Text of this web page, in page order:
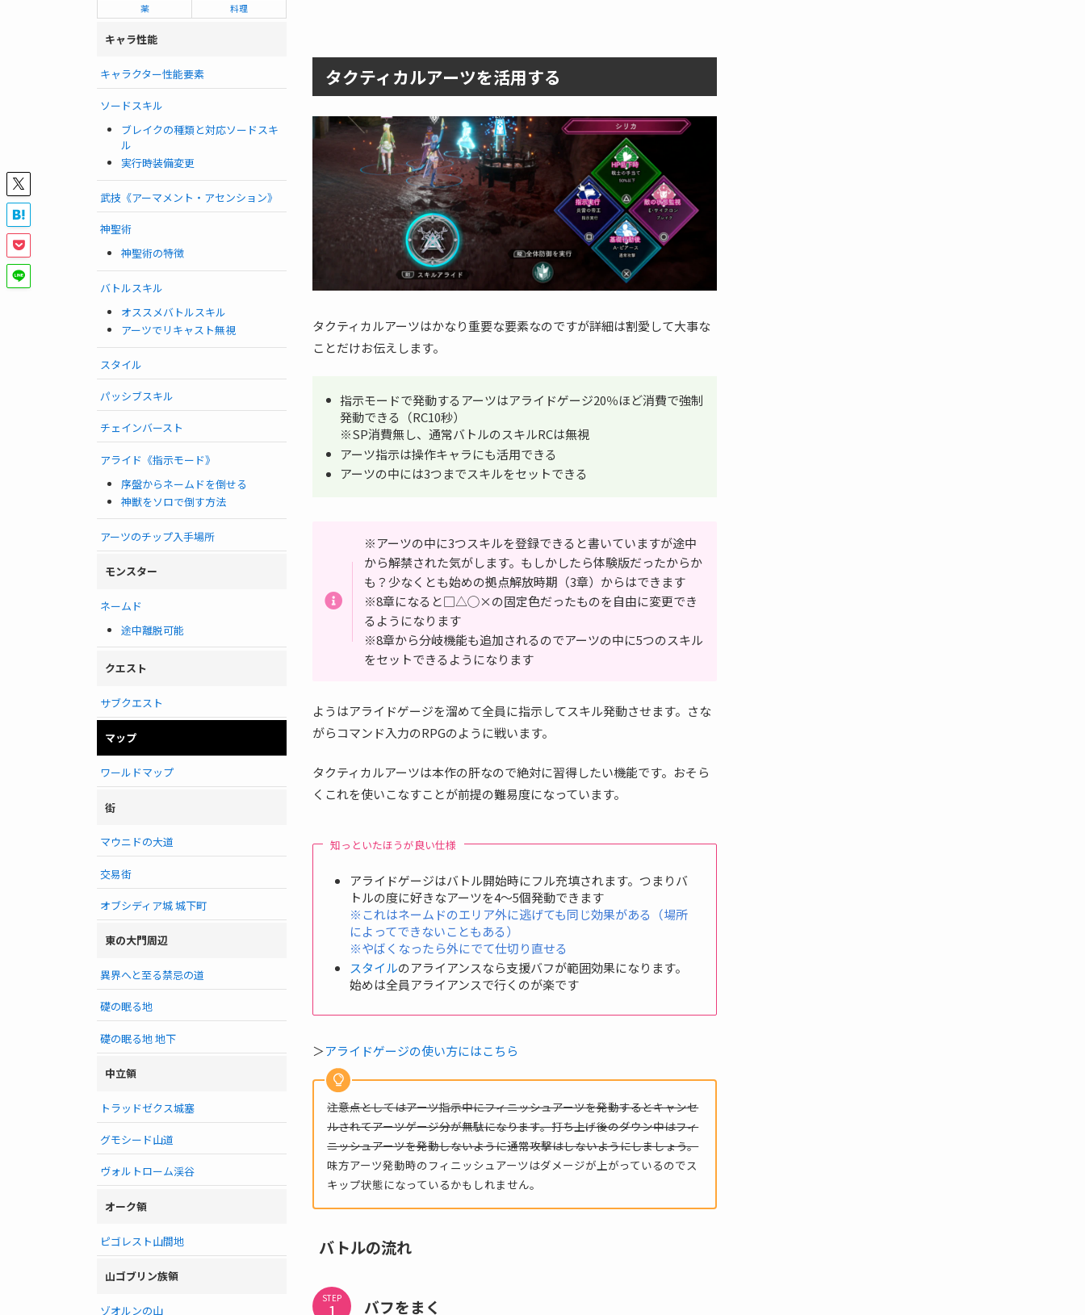
タクティカルアーツを活用する
タクティカルアーツはかなり重要な要素なのですが詳細は割愛して大事な
ことだけお伝えします。
指示モードで発動するアーツはアライドゲージ20％ほど消費で強制
発動できる（RC10秒）
※SP消費無し、通常バトルのスキルRCは無視
アーツ指示は操作キャラにも活用できる
アーツの中には3つまでスキルをセットできる
※アーツの中に3つスキルを登録できると書いていますが途中
から解禁された気がします。もしかしたら体験版だったからか
も？少なくとも始めの拠点解放時期（3章）からはできます
※8章になると□△◯×の固定色だったものを自由に変更でき
るようになります
※8章から分岐機能も追加されるのでアーツの中に5つのスキル
をセットできるようになります
ようはアライドゲージを溜めて全員に指示してスキル発動させます。さな
がらコマンド入力のRPGのように戦います。
タクティカルアーツは本作の肝なので絶対に習得したい機能です。おそら
くこれを使いこなすことが前提の難易度になっています。
知っといたほうが良い仕様
アライドゲージはバトル開始時にフル充填されます。つまりバ
トルの度に好きなアーツを4〜5個発動できます
※これはネームドのエリア外に逃げても同じ効果がある（場所
によってできないこともある）
※やばくなったら外にでて仕切り直せる
スタイルのアライアンスなら支援バフが範囲効果になります。
始めは全員アライアンスで行くのが楽です
＞アライドゲージの使い方にはこちら
注意点としてはアーツ指示中にフィニッシュアーツを発動するとキャンセ
ルされてアーツゲージ分が無駄になります。打ち上げ後のダウン中はフィ
ニッシュアーツを発動しないように通常攻撃はしないようにしましょう。
味方アーツ発動時のフィニッシュアーツはダメージが上がっているのでス
キップ状態になっているかもしれません。
バトルの流れ
STEP バフをまく
薬 料理
キャラ性能
キャラクター性能要素
ソードスキル
ブレイクの種類と対応ソードスキ
ル
実行時装備変更
武技《アーマメント・アセンション》
神聖術
神聖術の特徴
バトルスキル
オススメバトルスキル
アーツでリキャスト無視
スタイル
パッシブスキル
チェインバースト
アライド《指示モード》
序盤からネームドを倒せる
神獣をソロで倒す方法
アーツのチップ入手場所
モンスター
ネームド
途中離脱可能
クエスト
サブクエスト
マップ
ワールドマップ
街
マウニドの大道
交易街
オブシディア城 城下町
東の大門周辺
異界へと至る禁忌の道
礎の眠る地
礎の眠る地 地下
中立領
トラッドゼクス城塞
グモシード山道
ヴォルトローム渓谷
オーク領
ピゴレスト山間地
山ゴブリン族領
ゾオルンの山